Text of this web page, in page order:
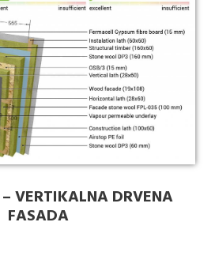
VERTIKALNA DRVENA
FASADA